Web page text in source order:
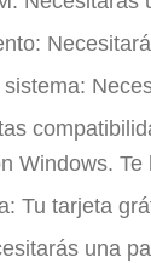
Windows.
Tu tarjeta
una